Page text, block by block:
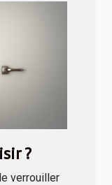
?
verrouiller